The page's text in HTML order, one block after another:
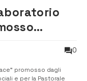
0
promosso dagli
e per la Pastorale